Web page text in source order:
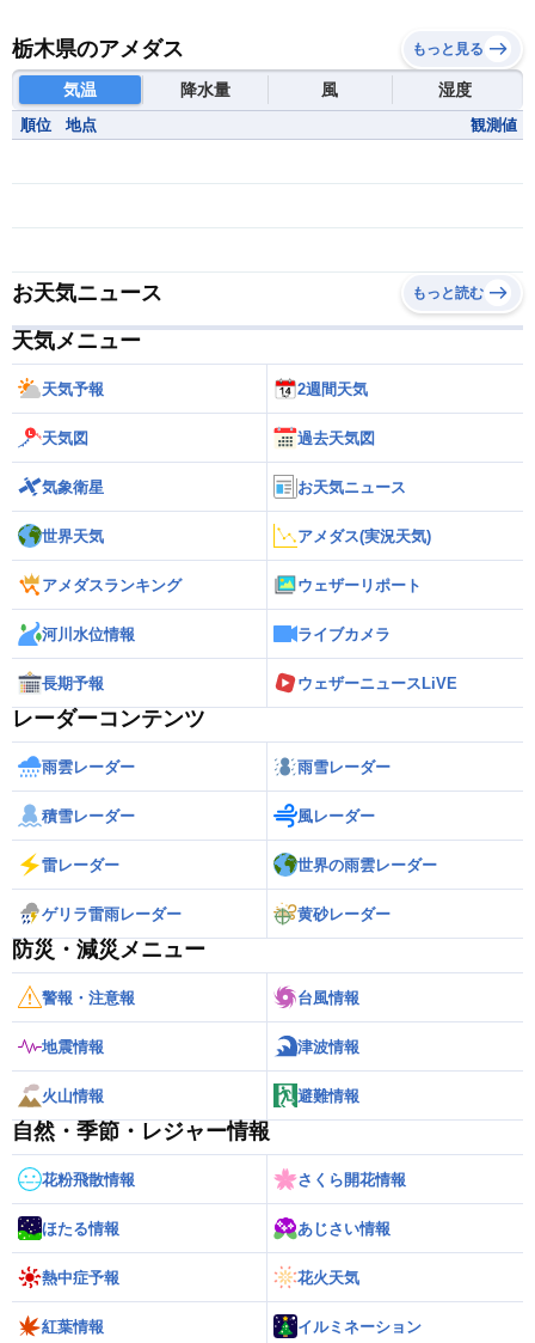
栃木県のアメダス もっと見る
気温 降水量 風 湿度
順位 地点 観測値
お天気ニュース もっと読む
天気メニュー
天気予報 2週間天気
天気図 過去天気図
気象衛星 お天気ニュース
世界天気 アメダス(実況天気)
アメダスランキング ウェザーリポート
河川水位情報 ライブカメラ
長期予報 ウェザーニュースLiVE
レーダーコンテンツ
雨雲レーダー 雨雪レーダー
積雪レーダー 風レーダー
雷レーダー 世界の雨雲レーダー
ゲリラ雷雨レーダー 黄砂レーダー
防災・減災メニュー
警報・注意報 台風情報
地震情報 津波情報
火山情報 避難情報
自然・季節・レジャー情報
花粉飛散情報 さくら開花情報
ほたる情報 あじさい情報
熱中症予報 花火天気
紅葉情報 イルミネーション